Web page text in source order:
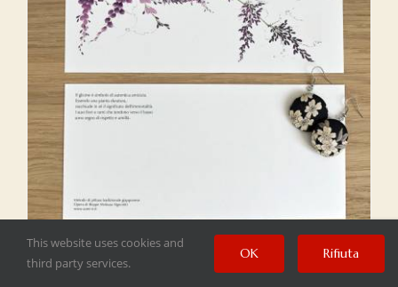
Carte postale 10 x 21 cm – Glycine
This website uses cookies and
third party services.
OK Rifiuta